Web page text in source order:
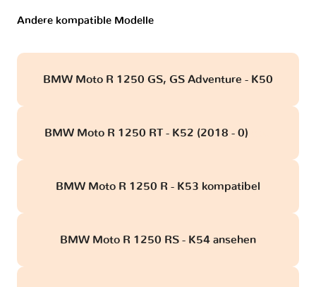
Andere kompatible Modelle
BMW Moto R 1250 GS, GS Adventure - K50
BMW Moto R 1250 RT - K52 (2018 - 0)
BMW Moto R 1250 R - K53 kompatibel
BMW Moto R 1250 RS - K54 ansehen